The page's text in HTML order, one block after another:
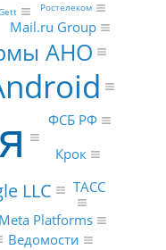
АНО
LLC
Meta Platforms
Mail.ru Group
Крок
ФСБ РФ
ТАСС
Ведомости
Ростелеком